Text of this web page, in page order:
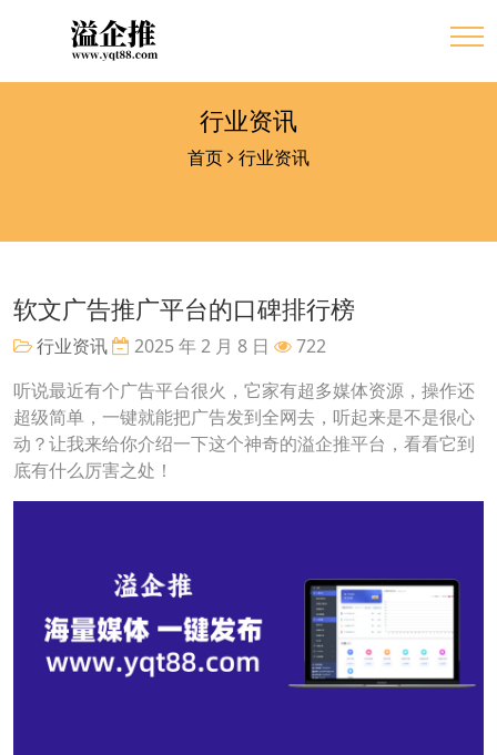
行业资讯
首页 行业资讯
软文广告推广平台的口碑排行榜
行业资讯 2025 年 2 月 8 日
722
听说最近有个广告平台很火，它家有超多媒体资源，操作还
超级简单，一键就能把广告发到全网去，听起来是不是很心
动？让我来给你介绍一下这个神奇的溢企推平台，看看它到
底有什么厉害之处！